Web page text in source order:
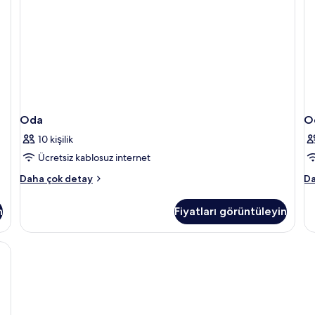
Oda
10 kişilik
Ücretsiz kablosuz internet
Daha çok detay
Oda
detay
Fiyatları görüntüleyin